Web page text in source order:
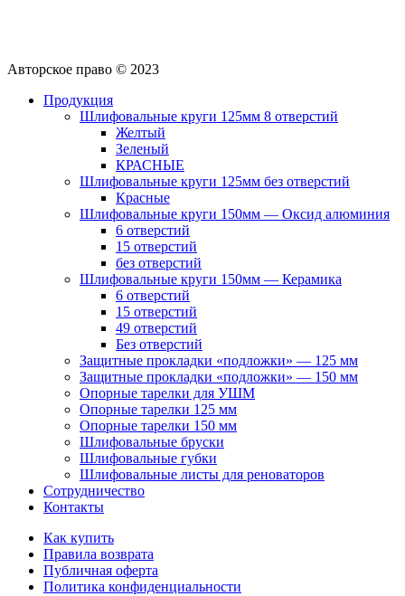
Авторское право © 2023
Продукция
Шлифовальные круги 125мм 8 отверстий
Желтый
Зеленый
КРАСНЫЕ
Шлифовальные круги 125мм без отверстий
Красные
Шлифовальные круги 150мм — Оксид алюминия
6 отверстий
15 отверстий
без отверстий
Шлифовальные круги 150мм — Керамика
6 отверстий
15 отверстий
49 отверстий
Без отверстий
Защитные прокладки «подложки» — 125 мм
Защитные прокладки «подложки» — 150 мм
Опорные тарелки для УШМ
Опорные тарелки 125 мм
Опорные тарелки 150 мм
Шлифовальные бруски
Шлифовальные губки
Шлифовальные листы для реноваторов
Сотрудничество
Контакты
Как купить
Правила возврата
Публичная оферта
Политика конфиденциальности